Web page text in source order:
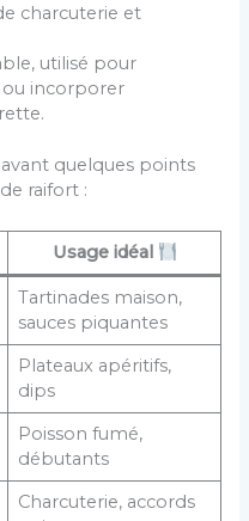
charcuterie et
utilisé pour
ou incorporer
quelques points
raifort :
Usage idéal
Tartinades maison,
sauces piquantes
Plateaux apéritifs,
dips
Poisson fumé,
débutants
Charcuterie, accords